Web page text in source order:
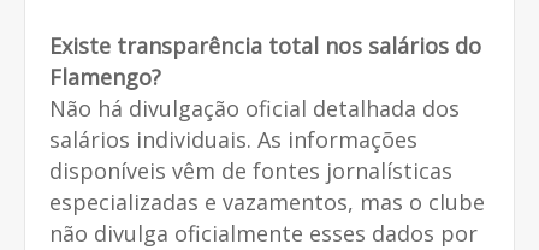
Existe transparência total nos salários do
Flamengo?
Não há divulgação oficial detalhada dos
salários individuais. As informações
disponíveis vêm de fontes jornalísticas
especializadas e vazamentos, mas o clube
não divulga oficialmente esses dados por